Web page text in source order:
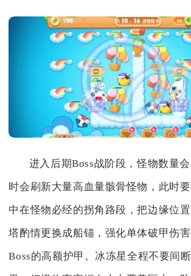
进入后期Boss战阶段，怪物数量
时会刷新大量高血量骸骨怪物，此时
中在怪物必经的拐角路段，把边缘位
塔酌情更换成船锚，强化单体破甲伤
Boss的高额护甲。冰冻星全程不要间